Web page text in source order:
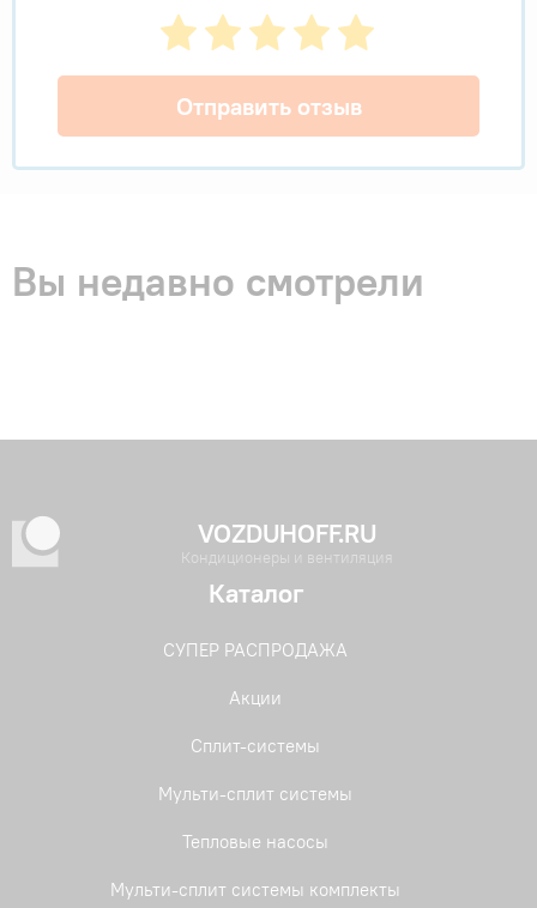
Отправить отзыв
Вы недавно смотрели
VOZDUHOFF.RU
Кондиционеры и вентиляция
Каталог
СУПЕР РАСПРОДАЖА
Акции
Сплит-системы
Мульти-сплит системы
Тепловые насосы
Мульти-сплит системы комплекты